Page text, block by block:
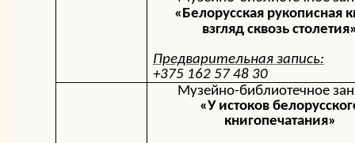
«Белорусская рукописная
взгляд сквозь
Предварительная запись:
+375 162 57 48 30
Музейно-библиотечное
«У истоков
книгопечатания»